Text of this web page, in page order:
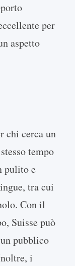
per
aspetto
chi cerca un
tempo
pulito e
tra cui
Con il
Suisse può
pubblico
i